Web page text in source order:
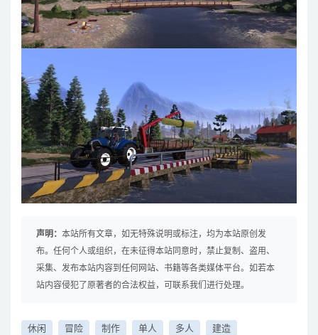
声明： 本站所有文章，如无特殊说明或标注，均为本站原创发
布。任何个人或组织，在未征得本站同意时，禁止复制、盗用、
采集、发布本站内容到任何网站、书籍等各类媒体平台。如若本
站内容侵犯了原著者的合法权益，可联系我们进行处理。
休闲 冒险 制作 单人 多人 建造